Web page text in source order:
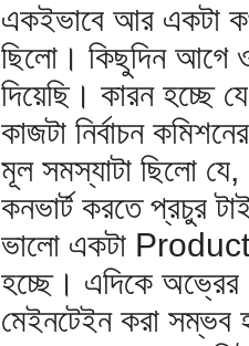
একইভাবে আর একটা
ছিলো। কিছুদিন আগে
দিয়েছি। কারন হচ্ছে
কাজটা নির্বাচন
মূল সমস্যাটা ছিলো
কনভার্ট করতে প্রচুর
ভালো একটা Product
হচ্ছে। এদিকে
মেইনটেইন করা